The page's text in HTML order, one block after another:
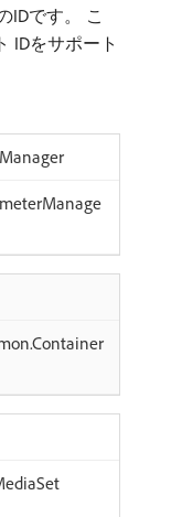
IDです。 こ
IDをサポート